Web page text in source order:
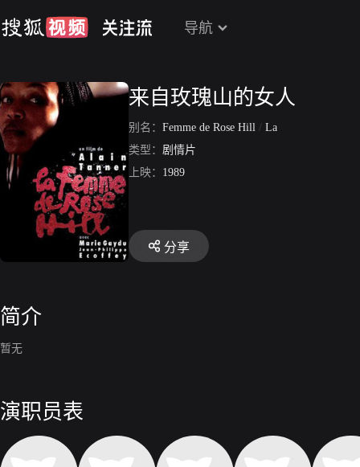
导航
来自玫瑰山的女人
别名： Femme de Rose Hill / La
类型： 剧情片
上映： 1989
分享
简介
暂无
演职员表